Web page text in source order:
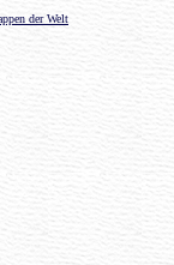
der Welt